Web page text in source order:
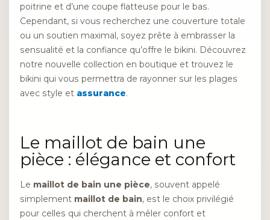
poitrine et d’une coupe flatteuse pour le bas.
Cependant, si vous recherchez une couverture totale
ou un soutien maximal, soyez prête à embrasser la
sensualité et la confiance qu’offre le bikini. Découvrez
notre nouvelle collection en boutique et trouvez le
bikini qui vous permettra de rayonner sur les plages
avec style et assurance.
Le maillot de bain une
pièce : élégance et confort
Le maillot de bain une pièce, souvent appelé
simplement maillot de bain, est le choix privilégié
pour celles qui cherchent à mêler confort et